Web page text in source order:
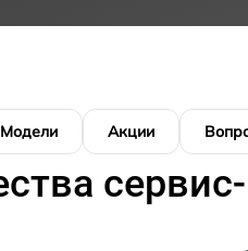
Модели Акции